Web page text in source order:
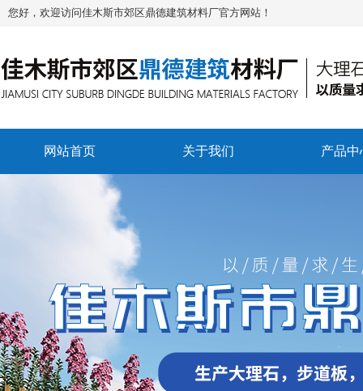
您好，欢迎访问佳木斯市郊区鼎德建筑材料厂官方网站！
网站首页 关于我们 产品中